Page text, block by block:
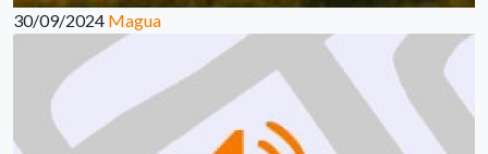
30/09/2024 Magua